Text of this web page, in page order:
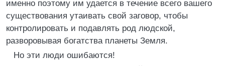
именно поэтому им удается в течение всего вашего
существования утаивать свой заговор, чтобы
контролировать и подавлять род людской,
разворовывая богатства планеты Земля.
Но эти люди ошибаются!